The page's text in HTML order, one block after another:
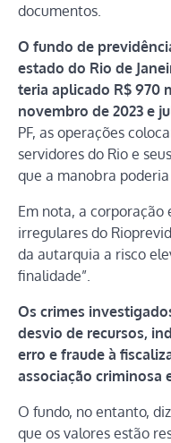
documentos.
O fundo de
estado do Rio de
teria aplicado R$ 970
novembro de 2023 e
PF, as operações
servidores do Rio e
que a manobra
Em nota, a corporação
irregulares do
da autarquia a risco
finalidade”.
Os crimes
desvio de recursos,
erro e fraude à
associação criminosa
O fundo, no entanto,
que os valores estão